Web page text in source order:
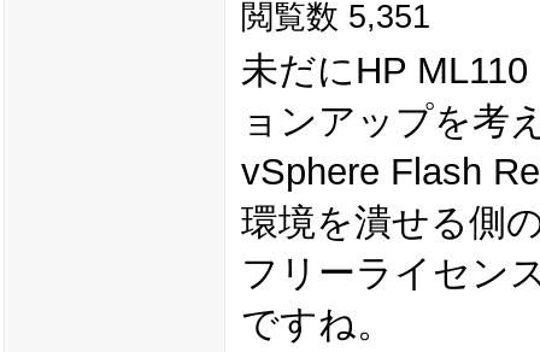
閲覧数 5,351
未だにHP
ョンアップを考
vSphere Flash
環境を潰せる側
フリーライセン
ですね。